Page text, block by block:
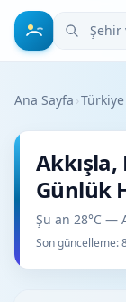
Şehir veya
Ana Sayfa ›Türkiye
Akkışla,
Günlük
Şu an 28°C —
Son güncelleme: